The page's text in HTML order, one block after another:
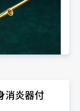
消炎器付